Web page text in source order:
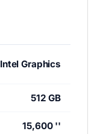
Intel Graphics
512 GB
15,600 ''